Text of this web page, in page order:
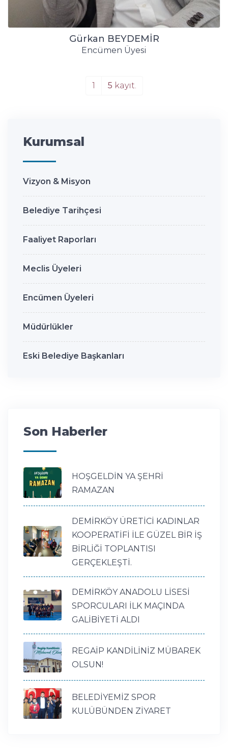
Gürkan BEYDEMİR
Encümen Üyesi
1 5 kayıt.
Kurumsal
Vizyon & Misyon
Belediye Tarihçesi
Faaliyet Raporları
Meclis Üyeleri
Encümen Üyeleri
Müdürlükler
Eski Belediye Başkanları
Son Haberler
HOŞGELDİN YA ŞEHRİ
RAMAZAN
DEMİRKÖY ÜRETİCİ KADINLAR
KOOPERATİFİ İLE GÜZEL BİR İŞ
BİRLİĞİ TOPLANTISI
GERÇEKLEŞTİ.
DEMİRKÖY ANADOLU LİSESİ
SPORCULARI İLK MAÇINDA
GALİBİYETİ ALDI
REGAİP KANDİLİNİZ MÜBAREK
OLSUN!
BELEDİYEMİZ SPOR
KULÜBÜNDEN ZİYARET